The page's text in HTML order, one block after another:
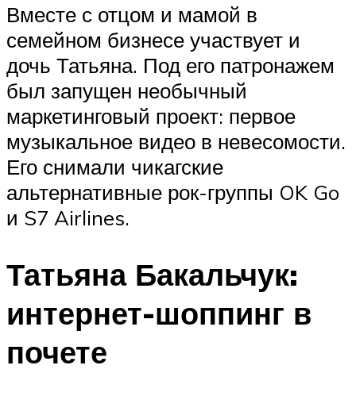
Вместе с отцом и мамой в
семейном бизнесе участвует и
дочь Татьяна. Под его патронажем
был запущен необычный
маркетинговый проект: первое
музыкальное видео в невесомости.
Его снимали чикагские
альтернативные рок-группы OK Go
и S7 Airlines.
Татьяна Бакальчук:
интернет-шоппинг в
почете